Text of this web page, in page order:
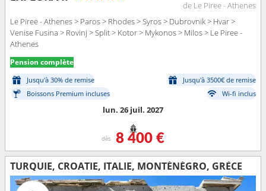
de Le Piree - Athenes
Le Piree - Athenes > Paros > Rhodes > Syros > Dubrovnik > Hvar >
Venise Fusina > Rovinj > Split > Kotor > Mykonos > Milos > Le Piree -
Athenes
Pension complète
Jusqu'à 30% de remise
Jusqu'à 3500€ de remise
Boissons Premium incluses
Wi-fi inclus
lun. 26 juil. 2027
dès 8 400 €
TURQUIE, CROATIE, ITALIE, MONTÉNÉGRO, GRÈCE